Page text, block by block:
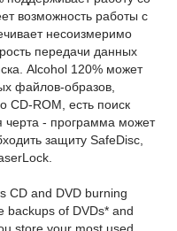
возможность работы с
несоизмеримо
передачи данных
Alcohol 120% может
файлов-образов,
CD-ROM, есть поиск
черта - программа может
защиту SafeDisc,
CD and DVD burning
backups of DVDs* and